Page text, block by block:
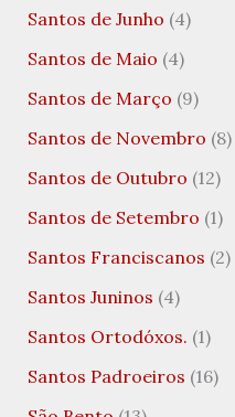
Santos de Junho (4)
Santos de Maio (4)
Santos de Março (9)
Santos de Novembro (8)
Santos de Outubro (12)
Santos de Setembro (1)
Santos Franciscanos (2)
Santos Juninos (4)
Santos Ortodóxos. (1)
Santos Padroeiros (16)